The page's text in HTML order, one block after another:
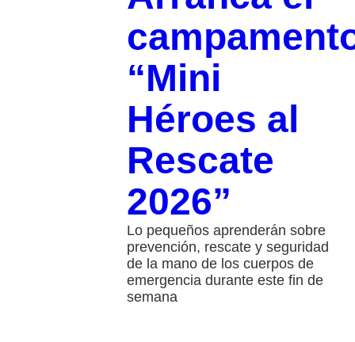
“Mini
Héroes al
Rescate
2026”
Lo pequeños aprenderán sobre
prevención, rescate y seguridad
de la mano de los cuerpos de
emergencia durante este fin de
semana